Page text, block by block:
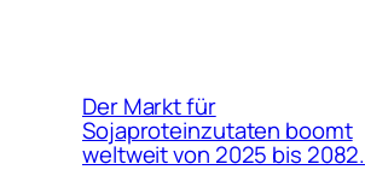
Der Markt für
Sojaproteinzutaten boomt
weltweit von 2025 bis 2082.